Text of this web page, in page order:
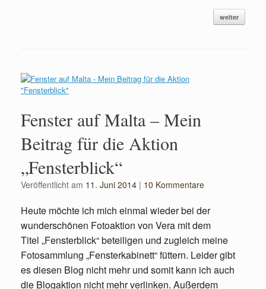
weiter
Fenster auf Malta – Mein
Beitrag für die Aktion
„Fensterblick“
Veröffentlicht am 11. Juni 2014 | 10 Kommentare
Heute möchte ich mich einmal wieder bei der
wunderschönen Fotoaktion von Vera mit dem
Titel „Fensterblick“ beteiligen und zugleich meine
Fotosammlung „Fensterkabinett“ füttern. Leider gibt
es diesen Blog nicht mehr und somit kann ich auch
die Blogaktion nicht mehr verlinken. Außerdem